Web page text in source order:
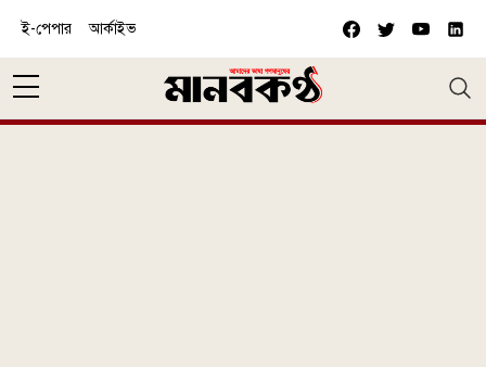
ই-পেপার আর্কাইভ